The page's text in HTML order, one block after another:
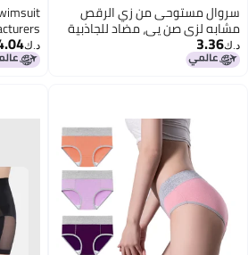
سروال مستوحى من زي الرقص
مشابه لزي صن يي، مضاد للجاذبية
مع تحكم في البطن ورفع المؤخرة،
ملابس تشكيل البطن، سروال تشكيل
د.ك‏3.36 د.ك‏